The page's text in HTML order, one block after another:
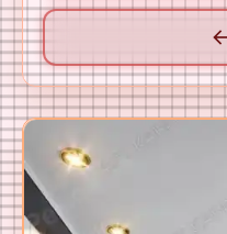
arrow_back